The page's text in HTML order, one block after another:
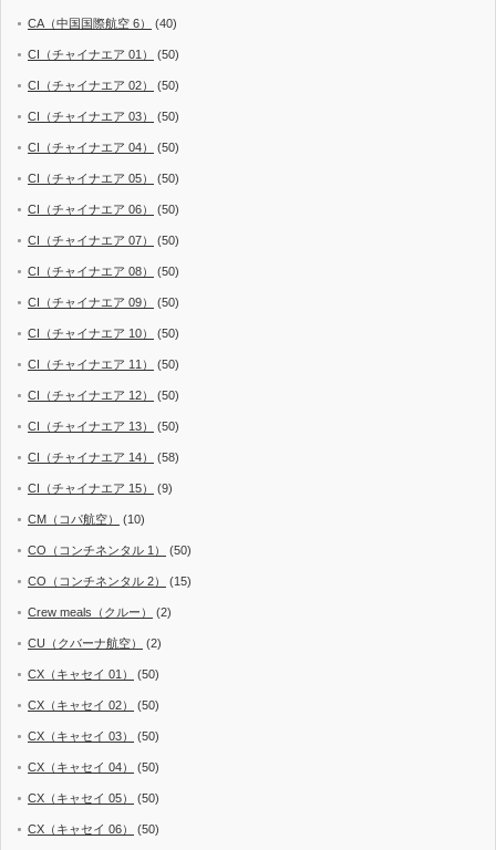
CA（中国国際航空 6） (40)
CI（チャイナエア 01） (50)
CI（チャイナエア 02） (50)
CI（チャイナエア 03） (50)
CI（チャイナエア 04） (50)
CI（チャイナエア 05） (50)
CI（チャイナエア 06） (50)
CI（チャイナエア 07） (50)
CI（チャイナエア 08） (50)
CI（チャイナエア 09） (50)
CI（チャイナエア 10） (50)
CI（チャイナエア 11） (50)
CI（チャイナエア 12） (50)
CI（チャイナエア 13） (50)
CI（チャイナエア 14） (58)
CI（チャイナエア 15） (9)
CM（コパ航空） (10)
CO（コンチネンタル 1） (50)
CO（コンチネンタル 2） (15)
Crew meals（クルー） (2)
CU（クバーナ航空） (2)
CX（キャセイ 01） (50)
CX（キャセイ 02） (50)
CX（キャセイ 03） (50)
CX（キャセイ 04） (50)
CX（キャセイ 05） (50)
CX（キャセイ 06） (50)